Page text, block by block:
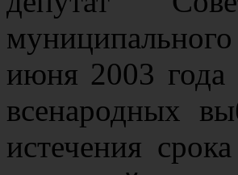
июня 2003 года
всенародных
истечения